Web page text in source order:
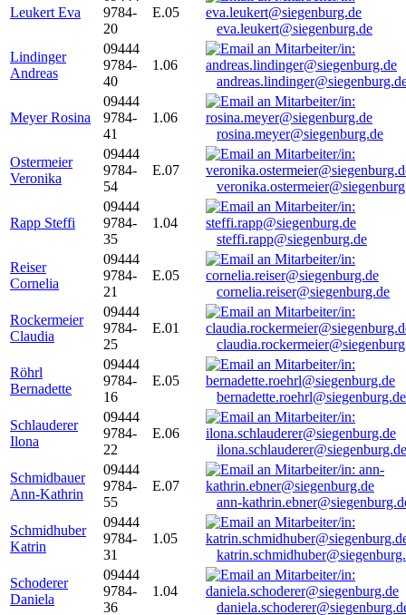
Leukert Eva
9784-
20
E.05
eva.leukert@siegenburg.de
Lindinger
Andreas
09444
9784-
40
1.06
Meyer Rosina
09444
9784-
41
1.06
rosina.meyer@siegenburg.de
Ostermeier
Veronika
09444
9784-
54
E.07
Rapp Steffi
09444
9784-
35
1.04
steffi.rapp@siegenburg.de
Reiser
Cornelia
09444
9784-
21
E.05
cornelia.reiser@siegenburg.de
Rockermeier
Claudia
09444
9784-
25
E.01
Röhrl
Bernadette
09444
9784-
16
E.05
bernadette.roehrl@siegenburg.de
Schlauderer
Ilona
09444
9784-
22
E.06
ilona.schlauderer@siegenburg.de
Schmidbauer
Ann-Kathrin
09444
9784-
55
E.07
ann-
Schmidhuber
Katrin
09444
9784-
31
1.05
Schoderer
Daniela
09444
9784-
36
1.04